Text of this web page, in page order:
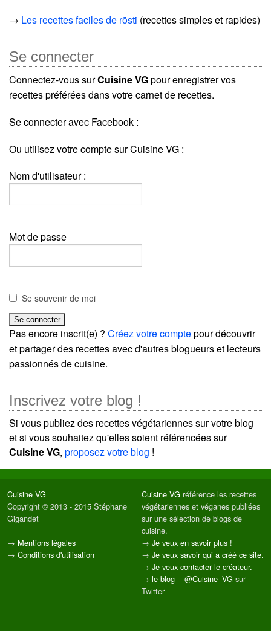
→ Les recettes faciles de rösti (recettes simples et rapides)
Se connecter
Connectez-vous surCuisine VGpour enregistrer vos
recettes préférées dans votre carnet de recettes.
Se connecter avec Facebook :
Ou utilisez votre compte sur Cuisine VG :
Nom d'utilisateur :
Mot de passe
Se souvenir de moi
Pas encore inscrit(e) ? Créez votre comptepour découvrir
et partager des recettes avec d'autres blogueurs et lecteurs
passionnés de cuisine.
Inscrivez votre blog !
Si vous publiez des recettes végétariennes sur votre blog
et si vous souhaitez qu'elles soient référencées sur
Cuisine VG, proposez votre blog !
Cuisine VG
Copyright © 2013 - 2015 Stéphane
Gigandet
→ Mentions légales
→ Conditions d'utilisation
Cuisine VG référence les recettes
végétariennes et véganes publiées
sur une sélection de blogs de
cuisine.
→ Je veux en savoir plus !
→ Je veux savoir qui a créé ce site.
→ Je veux contacter le créateur.
→ le blog -- @Cuisine_VG sur
Twitter